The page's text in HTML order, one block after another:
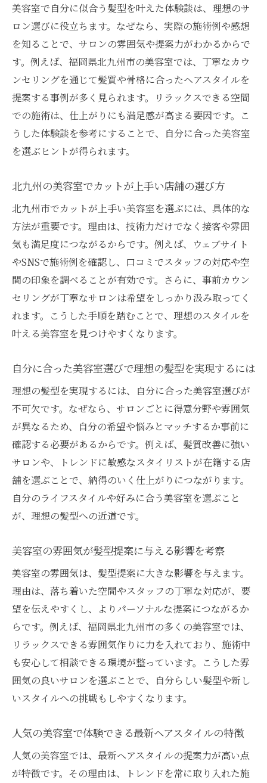
美容室の雰囲気が相談しやすさに影響する
理由
リラックスできる美容室で髪質や髪型を相
談
トレンドヘアを楽しむための美容室選び術
美容室で叶える最新トレンドヘアのポイン
ト
カラー人気の美容室が提案する旬のヘアス
北九州の美容室で流行ヘアを楽しむコツを
解説
カットが上手い美容室で差がつくトレンド
体験
メンズにもおすすめのトレンド美容室の選
美容室の雰囲気がトレンドヘアの仕上がり
に影響
美容室のリラックス空間で過ごす癒しの時
間とは
落ち着いた雰囲気が評判の美容室で得られ
る満足感
美容室選びで癒しを重視したい理由を解説
北九州の美容室で体験する心地よいサービ
ス
カラー施術中もリラックスできる美容室の
秘密
る理由
美容室で自分に似合う髪型を叶えた体験談は、理想のサ
ロン選びに役立ちます。なぜなら、実際の施術例や感想
を知ることで、サロンの雰囲気や提案力がわかるからで
す。例えば、福岡県北九州市の美容室では、丁寧なカウ
ンセリングを通じて髪質や骨格に合ったヘアスタイルを
提案する事例が多く見られます。リラックスできる空間
での施術は、仕上がりにも満足感が高まる要因です。こ
うした体験談を参考にすることで、自分に合った美容室
を選ぶヒントが得られます。
北九州の美容室でカットが上手い店舗の選び方
北九州市でカットが上手い美容室を選ぶには、具体的な
方法が重要です。理由は、技術力だけでなく接客や雰囲
気も満足度につながるからです。例えば、ウェブサイト
やSNSで施術例を確認し、口コミでスタッフの対応や空
間の印象を調べることが有効です。さらに、事前カウン
セリングが丁寧なサロンは希望をしっかり汲み取ってく
れます。こうした手順を踏むことで、理想のスタイルを
叶える美容室を見つけやすくなります。
自分に合った美容室選びで理想の髪型を実現するには
理想の髪型を実現するには、自分に合った美容室選びが
不可欠です。なぜなら、サロンごとに得意分野や雰囲気
が異なるため、自分の希望や悩みとマッチするか事前に
確認する必要があるからです。例えば、髪質改善に強い
サロンや、トレンドに敏感なスタイリストが在籍する店
舗を選ぶことで、納得のいく仕上がりにつながります。
自分のライフスタイルや好みに合う美容室を選ぶこと
が、理想の髪型への近道です。
美容室の雰囲気が髪型提案に与える影響を考察
美容室の雰囲気は、髪型提案に大きな影響を与えます。
理由は、落ち着いた空間やスタッフの丁寧な対応が、要
望を伝えやすくし、よりパーソナルな提案につながるか
らです。例えば、福岡県北九州市の多くの美容室では、
リラックスできる雰囲気作りに力を入れており、施術中
も安心して相談できる環境が整っています。こうした雰
囲気の良いサロンを選ぶことで、自分らしい髪型や新し
いスタイルへの挑戦もしやすくなります。
人気の美容室で体験できる最新ヘアスタイルの特徴
人気の美容室では、最新ヘアスタイルの提案力が高い点
が特徴です。その理由は、トレンドを常に取り入れた施